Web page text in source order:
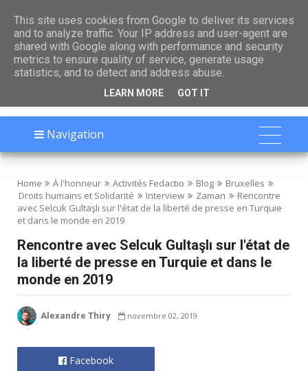

Navigation
Home À l'honneur Activités Fedactio Blog
Bruxelles
Droits humains et Solidarité
Interview Zaman
Rencontre
avec Selcuk Gultaşlı sur l'état de la liberté de presse en Turquie
et dans le monde en 2019
Rencontre avec Selcuk Gultaşlı sur l'état de
la liberté de presse en Turquie et dans le
monde en 2019
Alexandre Thiry novembre 02, 2019
Facebook
This site uses cookies from Google to deliver its services
and to analyze traffic. Your IP address and user-agent are
shared with Google along with performance and security
metrics to ensure quality of service, generate usage
statistics, and to detect and address abuse.
LEARN MORE GOT IT